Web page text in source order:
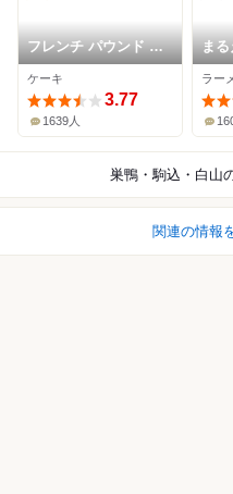
フレンチ パウンド ハ
ウス 大和郷本店
ケーキ
3.77
1639人
まる
ラー
巣鴨・駒込・白山
関連の情報